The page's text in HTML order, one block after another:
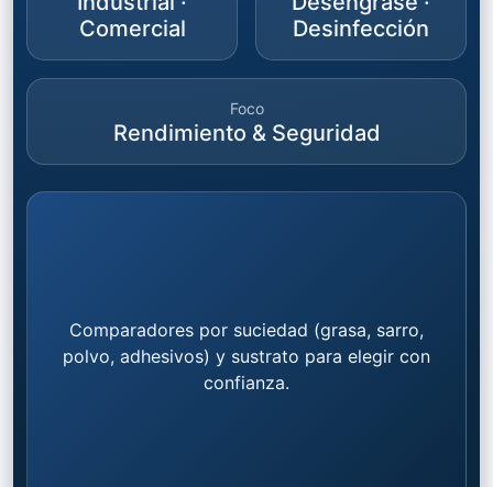
Comercial
Desinfección
Foco
Rendimiento & Seguridad
Comparadores por suciedad (grasa, sarro,
polvo, adhesivos) y sustrato para elegir con
confianza.